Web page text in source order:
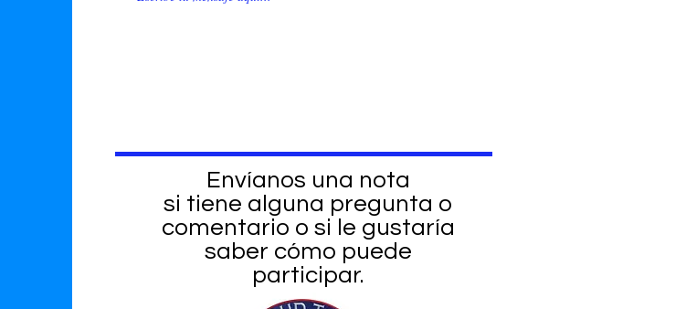
Envíanos una nota
si tiene alguna pregunta o
comentario o si le gustaría
saber cómo puede
participar.